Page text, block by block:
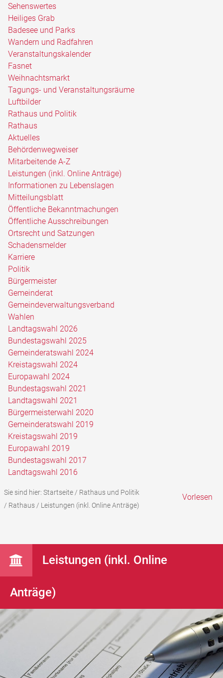
Sehenswertes
Heiliges Grab
Badesee und Parks
Wandern und Radfahren
Veranstaltungskalender
Fasnet
Weihnachtsmarkt
Tagungs- und Veranstaltungsräume
Luftbilder
Rathaus und Politik
Rathaus
Aktuelles
Behördenwegweiser
Mitarbeitende A-Z
Leistungen (inkl. Online Anträge)
Informationen zu Lebenslagen
Mitteilungsblatt
Öffentliche Bekanntmachungen
Öffentliche Ausschreibungen
Ortsrecht und Satzungen
Schadensmelder
Karriere
Politik
Bürgermeister
Gemeinderat
Gemeindeverwaltungsverband
Wahlen
Landtagswahl 2026
Bundestagswahl 2025
Gemeinderatswahl 2024
Kreistagswahl 2024
Europawahl 2024
Bundestagswahl 2021
Landtagswahl 2021
Bürgermeisterwahl 2020
Gemeinderatswahl 2019
Kreistagswahl 2019
Europawahl 2019
Bundestagswahl 2017
Landtagswahl 2016
Sie sind hier: Startseite/ Rathaus und Politik
/ Rathaus/ Leistungen (inkl. Online Anträge)
Vorlesen
Leistungen (inkl. Online
Anträge)